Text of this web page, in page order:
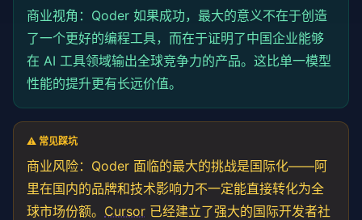
[] # 实际实现包含资源生命周期追踪
def _build_review_prompt(self, code, context,
return f"""审查以下代码，重点关注：
2. 边界条件处理
4. 安全漏洞
已知规则引擎发现的 {len(known_bugs)} 个问题，请补充更多
商业视角：Qoder 如果成功，最大的意义不在于创造
了一个更好的编程工具，而在于证明了中国企业能够
在 AI 工具领域输出全球竞争力的产品。这比单一模型
性能的提升更有长远价值。
⚠️ 常见踩坑
商业风险：Qoder 面临的最大的挑战是国际化——阿
里在国内的品牌和技术影响力不一定能直接转化为全
球市场份额。 Cursor 已经建立了强大的国际开发者社